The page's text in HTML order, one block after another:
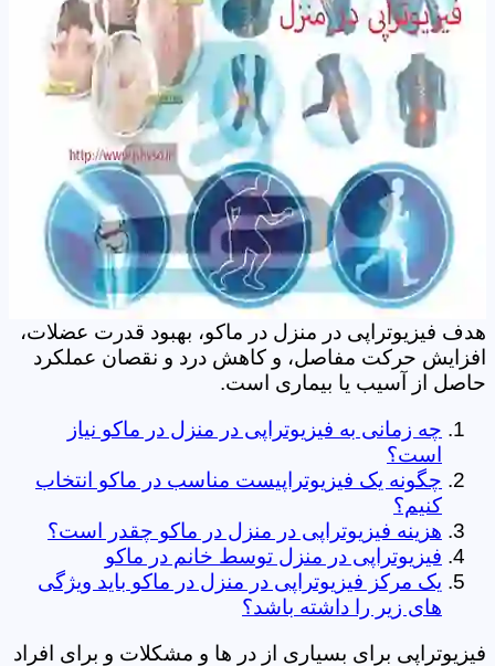
هدف فیزیوتراپی در منزل در ماکو، بهبود قدرت عضلات،
افزایش حرکت مفاصل، و کاهش درد و نقصان عملکرد
حاصل از آسیب یا بیماری است.
چه زمانی به فیزیوتراپی در منزل در ماکو نیاز
است؟
چگونه یک فیزیوتراپیست مناسب در ماکو انتخاب
کنیم؟
هزینه فیزیوتراپی در منزل در ماکو چقدر است؟
فیزیوتراپی در منزل توسط خانم در ماکو
یک مرکز فیزیوتراپی در منزل در ماکو باید ویژگی
های زیر را داشته باشد؟
فیزیوتراپی برای بسیاری از در ها و مشکلات و برای افراد